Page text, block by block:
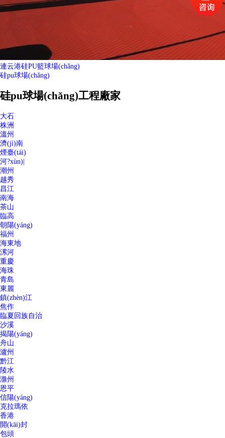
連云港硅PU籃球場(chǎng)
硅pu球場(chǎng)
硅pu球場(chǎng)工程廠家
大石
株洲
溫州
濟(jì)南
煙臺(tái)
河?xùn)|
潮州
越秀
昌江
南海
茶山
臨高
朝陽(yáng)
福州
海東地
漯河
重慶
海珠
青島
東麗
鎮(zhèn)江
焦作
臨夏回族自治
沙溪
揭陽(yáng)
舟山
瀘州
黔江
陵水
滁州
恩平
信陽(yáng)
克拉瑪依
香港
開(kāi)封
包頭